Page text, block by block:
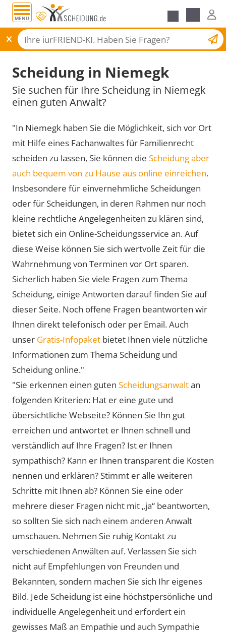
MENÜ
Scheidungsantrag
Scheidung in Niemegk
Sie suchen für Ihre Scheidung in Niemegk
einen guten Anwalt?
"In Niemegk haben Sie die Möglichkeit, sich vor Ort
mit Hilfe eines Fachanwaltes für Familienrecht
scheiden zu lassen, Sie können die Scheidung aber
auch bequem von zu Hause aus online einreichen.
Insbesondere für einvernehmliche Scheidungen
oder für Scheidungen, in deren Rahmen nur noch
kleine rechtliche Angelegenheiten zu klären sind,
bietet sich ein Online-Scheidungsservice an. Auf
diese Weise können Sie sich wertvolle Zeit für die
Wahrnehmung von Terminen vor Ort sparen.
Sicherlich haben Sie viele Fragen zum Thema
Scheidung, einige Antworten darauf finden Sie auf
dieser Seite. Noch offene Fragen beantworten wir
Ihnen direkt telefonisch oder per Email. Auch
unser Gratis-Infopaket bietet Ihnen viele nützliche
Informationen zum Thema Scheidung und
Scheidung online."
"Sie erkennen einen guten Scheidungsanwaltan
folgenden Kriterien: Hat er eine gute und
übersichtliche Webseite? Können Sie Ihn gut
erreichen und antwortet er Ihnen schnell und
verständlich auf Ihre Fragen? Ist er Ihnen
sympathisch? Kann er Ihnen transparent die Kosten
nennen und erklären? Stimmt er alle weiteren
Schritte mit Ihnen ab? Können Sie eine oder
mehrere dieser Fragen nicht mit „ja“ beantworten,
so sollten Sie sich nach einem anderen Anwalt
umschauen. Nehmen Sie ruhig Kontakt zu
verschiedenen Anwälten auf. Verlassen Sie sich
nicht auf Empfehlungen von Freunden und
Bekannten, sondern machen Sie sich Ihr eigenes
Bild. Jede Scheidung ist eine höchstpersönliche und
individuelle Angelegenheit und erfordert ein
gewisses Maß an Empathie und auch Sympathie